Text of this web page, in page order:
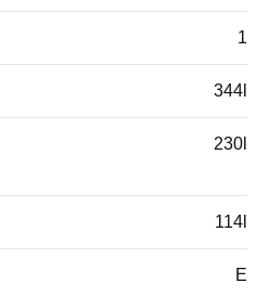
1
344l
230l
114l
E